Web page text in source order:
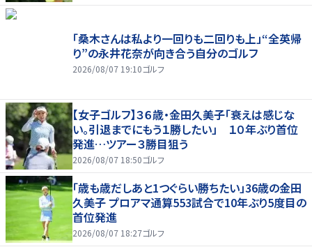
「桑木さんは私より一回りも二回りも上」“全英帰
り”の永井花奈が向き合う自分のゴルフ
2026/08/07 19:10ゴルフ
【女子ゴルフ】３６歳・金田久美子「衰えは感じな
い。引退までにもう１勝したい」 １０年ぶり首位
発進…ツアー３勝目狙う
2026/08/07 18:50ゴルフ
「歳も歳だしあと1つぐらい勝ちたい」36歳の金田
久美子 プロアマ通算553試合で10年ぶり5度目の
首位発進
2026/08/07 18:27ゴルフ